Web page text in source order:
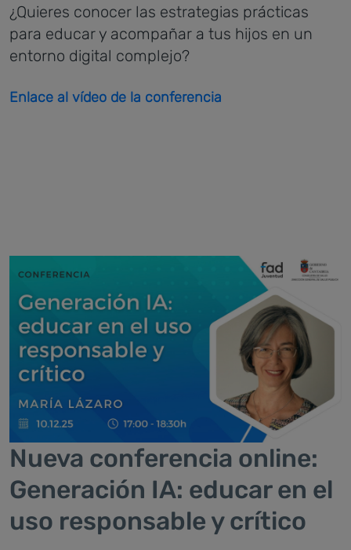
¿Quieres conocer las estrategias prácticas
para educar y acompañar a tus hijos en un
entorno digital complejo?
Enlace al vídeo de la conferencia
Nueva conferencia online:
Generación IA: educar en el
uso responsable y crítico